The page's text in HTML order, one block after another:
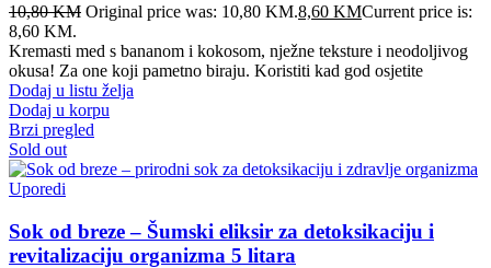
10,80KM Original price was: 10,80 KM.8,60 KMCurrent price is:
8,60 KM.
Kremasti med s bananom i kokosom, nježne teksture i neodoljivog
okusa! Za one koji pametno biraju. Koristiti kad god osjetite
Dodaj u listu želja
Dodaj u korpu
Brzi pregled
Sold out
Uporedi
Sok od breze – Šumski eliksir za detoksikaciju i
revitalizaciju organizma 5 litara